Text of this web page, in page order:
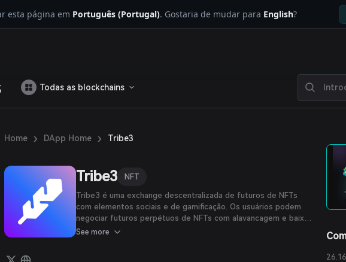
esta página em Português (Portugal). Gostaria de mudar para English?
Todas as blockchains
Home › DApp Home › Tribe3
Tribe3 NFT
Tribe3 é uma exchange descentralizada de futuros de NFTs
com elementos sociais e de gamificação. Os usuários podem
negociar futuros perpétuos de NFTs com alavancagem e baixas
taxas em qualquer valor, participar de batalhas de tribo contra
See more